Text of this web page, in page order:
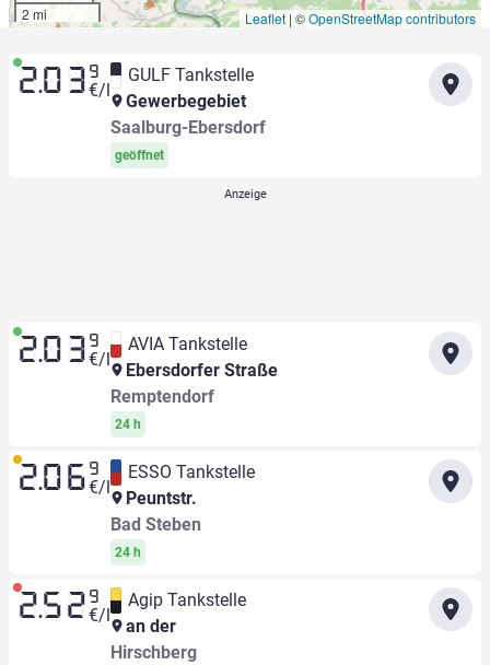
2 mi
Leaflet | ©OpenStreetMap contributors
2.03 9
€/l
GULF Tankstelle
Gewerbegebiet
Saalburg-Ebersdorf
geöffnet
2.03 9
€/l
AVIA Tankstelle
Ebersdorfer Straße
Remptendorf
24 h
2.06 9
€/l
ESSO Tankstelle
Peuntstr.
Bad Steben
24 h
2.52 9
€/l
Agip Tankstelle
an der
Hirschberg